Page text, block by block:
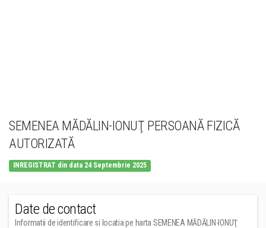
SEMENEA MĂDĂLIN-IONUŢ PERSOANĂ FIZICĂ
AUTORIZATĂ
INREGISTRAT din data 24 Septembrie 2025
Date de contact
Informatii de identificare si locatia pe harta SEMENEA MĂDĂLIN-IONUŢ